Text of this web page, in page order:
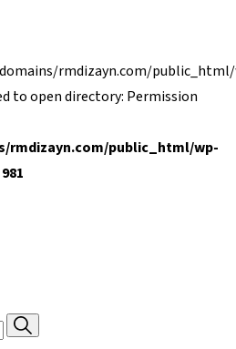
rmdizayn.com/
to open directory: Permission
rmdizayn.com/public_html/wp-
981